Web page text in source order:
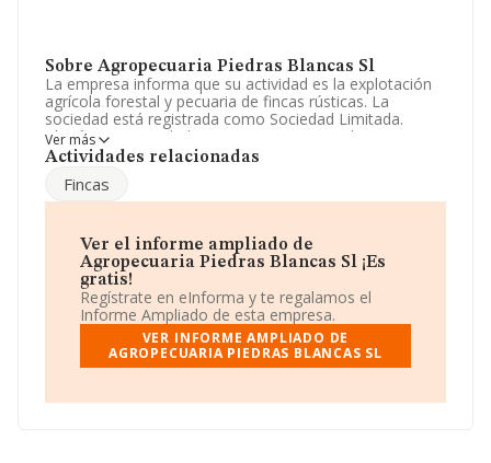
Sobre Agropecuaria Piedras Blancas Sl
La empresa informa que su actividad es la explotación
agrícola forestal y pecuaria de fincas rústicas. La
sociedad está registrada como Sociedad Limitada.
Clasifica su actividad CNAE como 'Otros cultivos no
perennes', código 0119. No realiza actividad de
De acuerdo con la Recomendación 2003/361/CE de la
microempresas, pequeñas y medianas empresas, la
compañía se encuadra como microempresa. Ha
contado con el mismo número de empleados y según
los datos a disposición de INFORMA, ha tenido un
número de empleados por debajo de la media de
sector.
Dentro del ranking de empresas elaborado por
sociedad, se destaca que: ha llegado a la posición 304
Ver más
Actividades relacionadas
Fincas
Ver el informe ampliado de
Agropecuaria Piedras Blancas Sl ¡Es
gratis!
Regístrate en eInforma y te regalamos el
Informe Ampliado de esta empresa.
VER INFORME AMPLIADO DE
AGROPECUARIA PIEDRAS BLANCAS SL